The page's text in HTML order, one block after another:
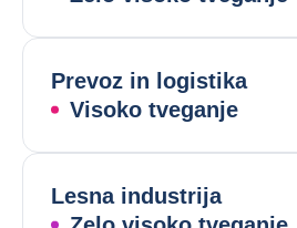
Prevoz in logistika
Visoko tveganje
Lesna industrija